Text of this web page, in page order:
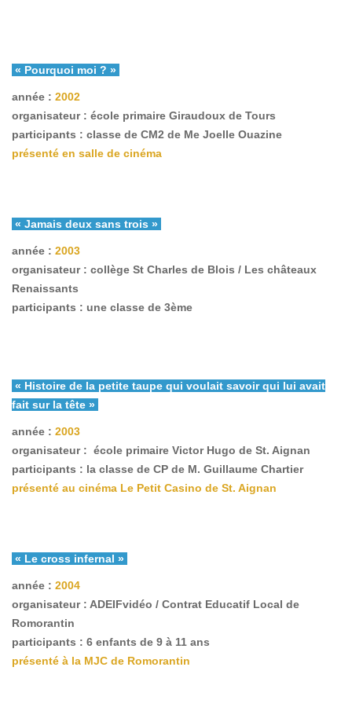
« Pourquoi moi ? »
année : 2002
organisateur : école primaire Giraudoux de Tours
participants : classe de CM2 de Me Joelle Ouazine
présenté en salle de cinéma
« Jamais deux sans trois »
année : 2003
organisateur : collège St Charles de Blois / Les châteaux
Renaissants
participants : une classe de 3ème
« Histoire de la petite taupe qui voulait savoir qui lui avait
fait sur la tête »
année : 2003
organisateur : école primaire Victor Hugo de St. Aignan
participants : la classe de CP de M. Guillaume Chartier
présenté au cinéma Le Petit Casino de St. Aignan
« Le cross infernal »
année : 2004
organisateur : ADEIFvidéo / Contrat Educatif Local de
Romorantin
participants : 6 enfants de 9 à 11 ans
présenté à la MJC de Romorantin